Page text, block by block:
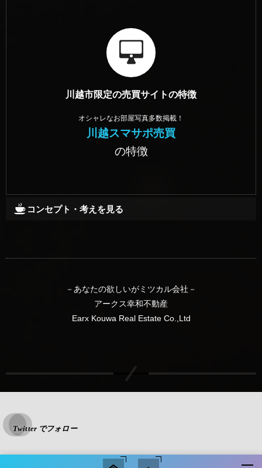
川越市限定の売買サイトの特徴
オシャレなお部屋写真多数掲載！
川越スマサポ売買
の特徴
コンセプト・考えを見る
－あなたの欲しいがミツカル会社－
アークス幸和不動産
Earx Kouwa Real Estate Co.,Ltd
Twitter でフォロー
ツイート